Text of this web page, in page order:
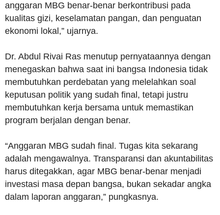
anggaran MBG benar-benar berkontribusi pada
kualitas gizi, keselamatan pangan, dan penguatan
ekonomi lokal,” ujarnya.
Dr. Abdul Rivai Ras menutup pernyataannya dengan
menegaskan bahwa saat ini bangsa Indonesia tidak
membutuhkan perdebatan yang melelahkan soal
keputusan politik yang sudah final, tetapi justru
membutuhkan kerja bersama untuk memastikan
program berjalan dengan benar.
“Anggaran MBG sudah final. Tugas kita sekarang
adalah mengawalnya. Transparansi dan akuntabilitas
harus ditegakkan, agar MBG benar-benar menjadi
investasi masa depan bangsa, bukan sekadar angka
dalam laporan anggaran,” pungkasnya.